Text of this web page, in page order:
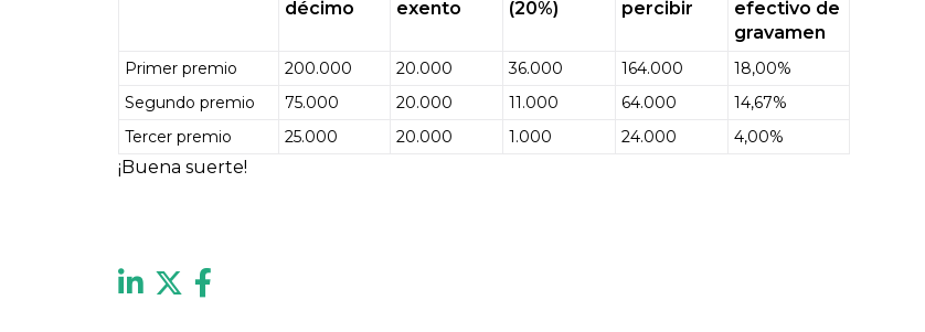
décimo
exento
(20%)
percibir
efectivo de
gravamen
Primer premio 200.000 20.000 36.000 164.000
18,00%
Segundo premio
75.000 20.000 11.000 64.000
14,67%
Tercer premio
25.000 20.000 1.000 24.000 4,00%
¡Buena suerte!